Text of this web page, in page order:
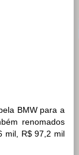
BMW para a
renomados
mil, R$ 97,2 mil